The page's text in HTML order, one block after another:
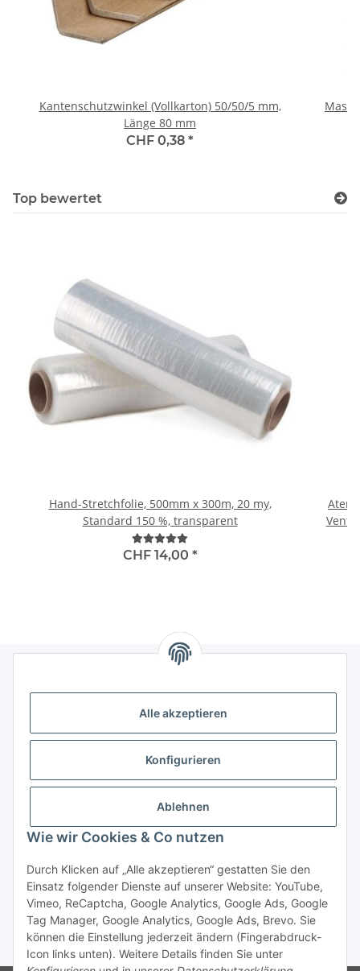
Alle akzeptieren
Konfigurieren
Ablehnen
Wie wir Cookies & Co nutzen
Durch Klicken auf „Alle akzeptieren“ gestatten Sie den
Einsatz folgender Dienste auf unserer Website: YouTube,
Vimeo, ReCaptcha, Google Analytics, Google Ads, Google
Tag Manager, Google Analytics, Google Ads, Brevo. Sie
können die Einstellung jederzeit ändern (Fingerabdruck-
Icon links unten). Weitere Details finden Sie unter
Kantenschutzwinkel (Vollkarton) 50/50/5 mm,
Länge 80 mm
CHF 0,38 *
Top bewertet
Hand-Stretchfolie, 500mm x 300m, 20 my,
Standard 150 %, transparent
CHF 14,00 *
Kategorien
Das sollten Sie wissen
* Alle Preise exkl. MwSt., zzgl.Versand